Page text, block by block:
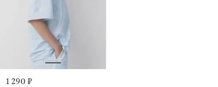
1 290 ₽